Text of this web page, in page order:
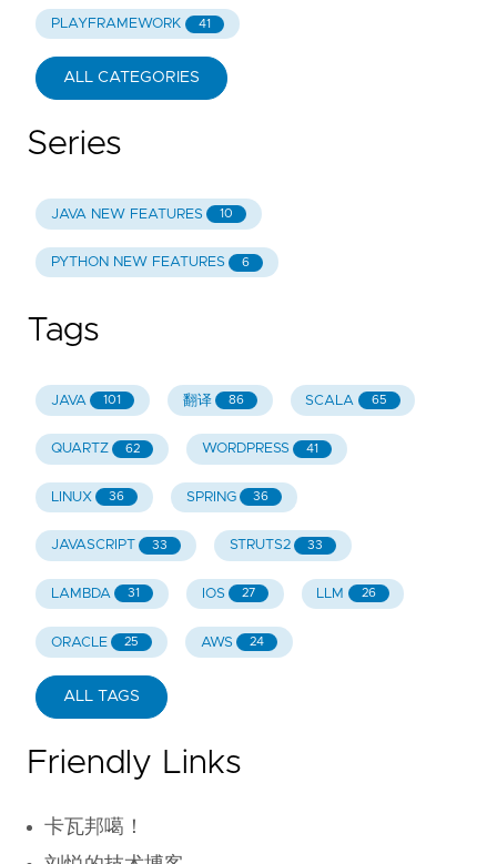
PLAYFRAMEWORK 41
ALL CATEGORIES
Series
JAVA NEW FEATURES 10
PYTHON NEW FEATURES 6
Tags
JAVA 101 翻译 86 SCALA 65
QUARTZ 62 WORDPRESS 41
LINUX 36 SPRING 36
JAVASCRIPT 33 STRUTS2 33
LAMBDA 31 IOS 27 LLM 26
ORACLE 25 AWS 24
ALL TAGS
Friendly Links
卡瓦邦噶！